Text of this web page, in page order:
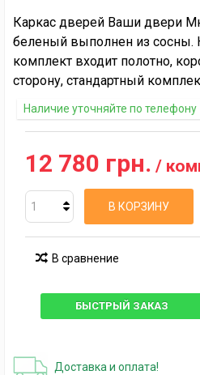
Каркас дверей Ваши двери
беленый выполнен из сосны.
комплект входит полотно,
сторону, стандартный
Наличие уточняйте по телефону
12 780 грн. /
В КОРЗИНУ
В сравнение
БЫСТРЫЙ ЗАКАЗ
Доставка и оплата!